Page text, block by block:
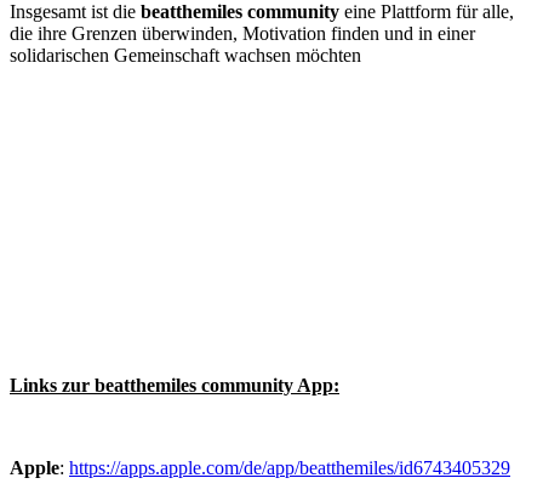
Insgesamt ist die beatthemiles community eine Plattform für alle,
die ihre Grenzen überwinden, Motivation finden und in einer
solidarischen Gemeinschaft wachsen möchten
Links zur beatthemiles community App:
Apple: https://apps.apple.com/de/app/beatthemiles/id6743405329